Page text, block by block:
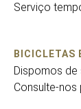
Serviço
BICICLETAS
Dispomos
Consulte-